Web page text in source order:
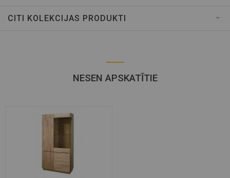
CITI KOLEKCIJAS PRODUKTI
NESEN APSKATĪTIE